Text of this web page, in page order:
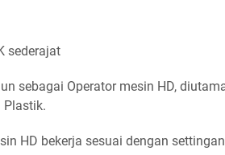
sederajat
sebagai Operator mesin HD,
Plastik.
HD bekerja sesuai dengan